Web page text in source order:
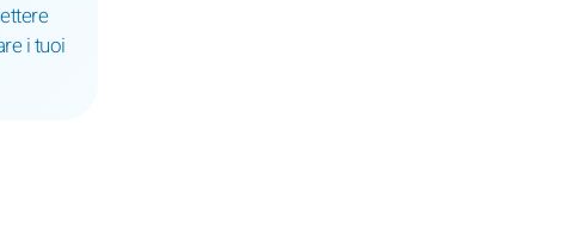
i tuoi